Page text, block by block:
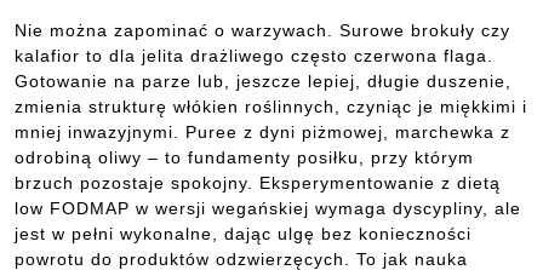
Nie można zapominać o warzywach. Surowe brokuły czy
kalafior to dla jelita drażliwego często czerwona flaga.
Gotowanie na parze lub, jeszcze lepiej, długie duszenie,
zmienia strukturę włókien roślinnych, czyniąc je miękkimi i
mniej inwazyjnymi. Puree z dyni piżmowej, marchewka z
odrobiną oliwy – to fundamenty posiłku, przy którym
brzuch pozostaje spokojny. Eksperymentowanie z dietą
low FODMAP w wersji wegańskiej wymaga dyscypliny, ale
jest w pełni wykonalne, dając ulgę bez konieczności
powrotu do produktów odzwierzęcych. To jak nauka